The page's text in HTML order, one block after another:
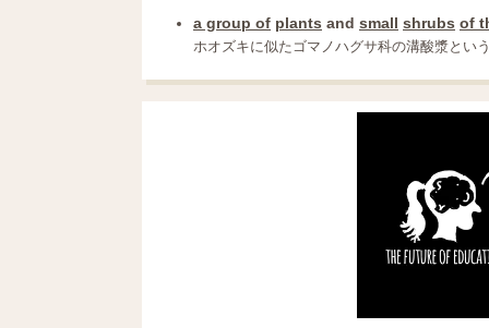
a group of plants and small shrubs of
ホオズキに似たゴマノハグサ科の溝酸漿とい